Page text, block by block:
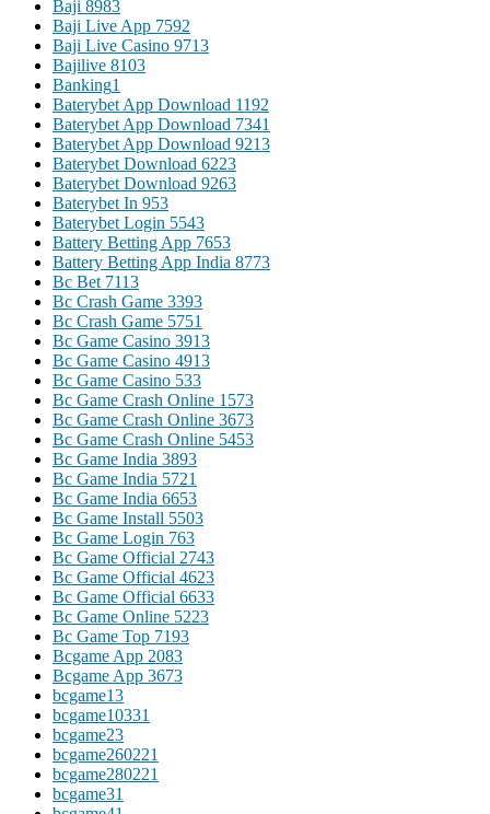
Baji 8983
Baji Live App 7592
Baji Live Casino 9713
Bajilive 8103
Banking1
Baterybet App Download 1192
Baterybet App Download 7341
Baterybet App Download 9213
Baterybet Download 6223
Baterybet Download 9263
Baterybet In 953
Baterybet Login 5543
Battery Betting App 7653
Battery Betting App India 8773
Bc Bet 7113
Bc Crash Game 3393
Bc Crash Game 5751
Bc Game Casino 3913
Bc Game Casino 4913
Bc Game Casino 533
Bc Game Crash Online 1573
Bc Game Crash Online 3673
Bc Game Crash Online 5453
Bc Game India 3893
Bc Game India 5721
Bc Game India 6653
Bc Game Install 5503
Bc Game Login 763
Bc Game Official 2743
Bc Game Official 4623
Bc Game Official 6633
Bc Game Online 5223
Bc Game Top 7193
Bcgame App 2083
Bcgame App 3673
bcgame13
bcgame10331
bcgame23
bcgame260221
bcgame280221
bcgame31